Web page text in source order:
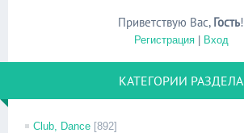
Приветствую Вас, Гость!
Регистрация| Вход
КАТЕГОРИИ РАЗДЕЛА
Club, Dance [892]